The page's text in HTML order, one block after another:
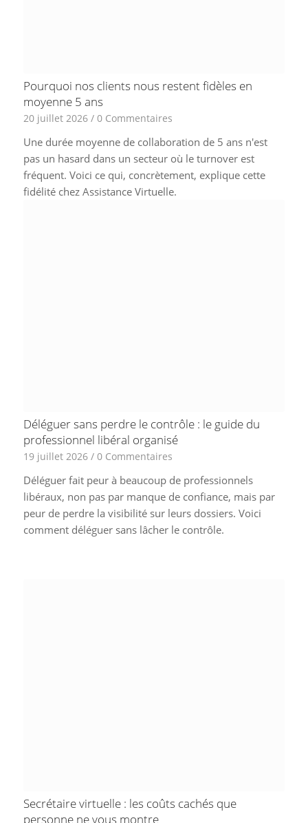
Pourquoi nos clients nous restent fidèles en
moyenne 5 ans
20 juillet 2026 / 0 Commentaires
Une durée moyenne de collaboration de 5 ans n'est
pas un hasard dans un secteur où le turnover est
fréquent. Voici ce qui, concrètement, explique cette
fidélité chez Assistance Virtuelle.
Déléguer sans perdre le contrôle : le guide du
professionnel libéral organisé
19 juillet 2026 / 0 Commentaires
Déléguer fait peur à beaucoup de professionnels
libéraux, non pas par manque de confiance, mais par
peur de perdre la visibilité sur leurs dossiers. Voici
comment déléguer sans lâcher le contrôle.
Secrétaire virtuelle : les coûts cachés que
personne ne vous montre